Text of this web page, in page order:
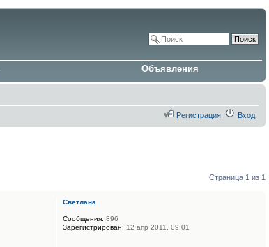
Объявления
Регистрация Вход
Страница 1 из 1
Светлана
Сообщения: 896
Зарегистрирован: 12 апр 2011, 09:01